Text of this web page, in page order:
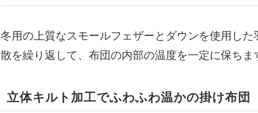
冬用の上質なスモールフェザーとダウンを使用し
散を繰り返して、布団の内部の温度を一定に保ちま
立体キルト加工でふわふわ温かの掛け布団